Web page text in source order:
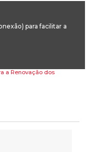
para facilitar a
a Renovação dos